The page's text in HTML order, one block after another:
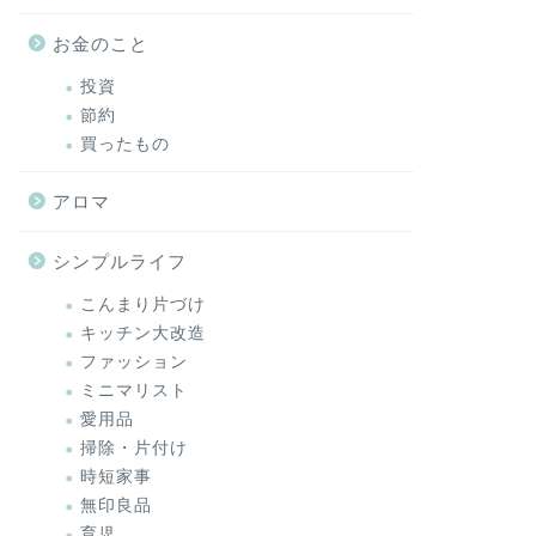
お金のこと
投資
節約
買ったもの
アロマ
シンプルライフ
こんまり片づけ
キッチン大改造
ファッション
ミニマリスト
愛用品
掃除・片付け
時短家事
無印良品